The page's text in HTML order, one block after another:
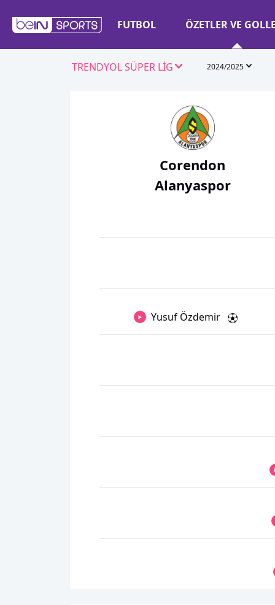
FUTBOL ÖZETLER VE
TRENDYOL SÜPER LİG 2024/2025
Corendon
Alanyaspor
Yusuf Özdemir